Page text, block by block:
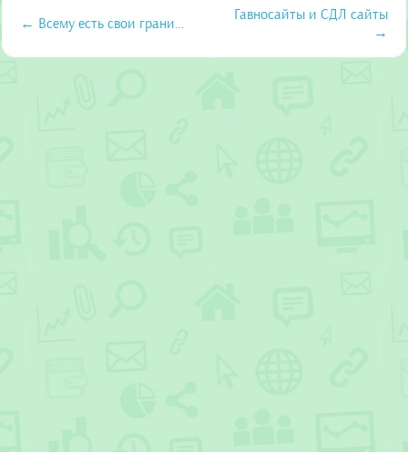
← Всему есть свои грани…
Гавносайты и СДЛ сайты
→